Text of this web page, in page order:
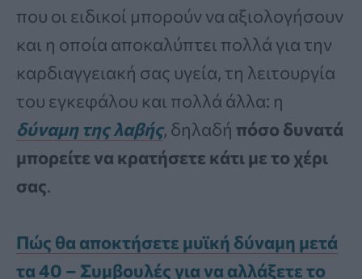
που οι ειδικοί μπορούν να αξιολογήσουν
και η οποία αποκαλύπτει πολλά για την
καρδιαγγειακή σας υγεία, τη λειτουργία
του εγκεφάλου και πολλά άλλα: η
δύναμη της λαβής, δηλαδή πόσο δυνατά
μπορείτε να κρατήσετε κάτι με το χέρι
σας.
Πώς θα αποκτήσετε μυϊκή δύναμη μετά
τα 40 – Συμβουλές για να αλλάξετε το